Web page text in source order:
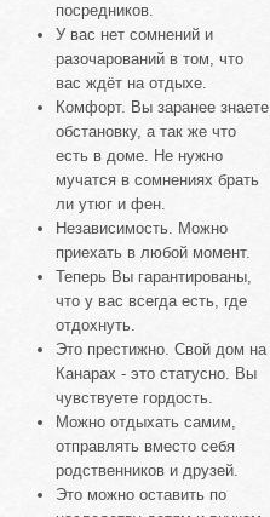
посредников.
У вас нет сомнений и
разочарований в том, что
вас ждёт на отдыхе.
Комфорт. Вы заранее знаете
обстановку, а так же что
есть в доме. Не нужно
мучатся в сомнениях брать
ли утюг и фен.
Независимость. Можно
приехать в любой момент.
Теперь Вы гарантированы,
что у вас всегда есть, где
отдохнуть.
Это престижно. Свой дом на
Канарах - это статусно. Вы
чувствуете гордость.
Можно отдыхать самим,
отправлять вместо себя
родственников и друзей.
Это можно оставить по